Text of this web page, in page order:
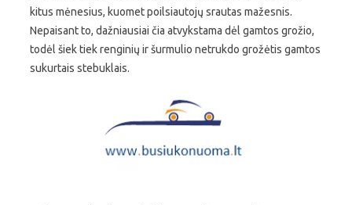
kitus mėnesius, kuomet poilsiautojų srautas mažesnis.
Nepaisant to, dažniausiai čia atvykstama dėl gamtos grožio,
todėl šiek tiek renginių ir šurmulio netrukdo grožėtis gamtos
sukurtais stebuklais.